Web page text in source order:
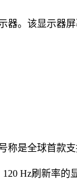
。该显示器
是全球首款
Hz刷新率